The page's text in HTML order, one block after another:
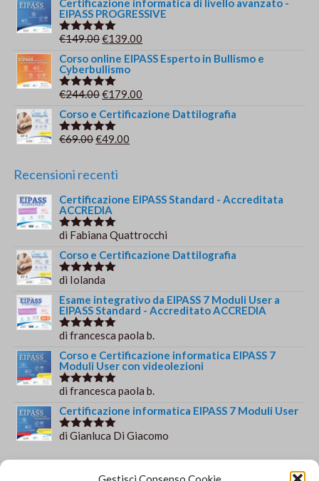
originale
era:
attuale
Certificazione informatica di livello avanzato -
EIPASS PROGRESSIVE
Valutato
€149.00Il
prezzo
originale
era:
€139.00
prezzo
Corso online EIPASS Esperto in Bullismo e
Cyberbullismo
Valutato
€244.00Il
prezzo
originale
era:
€179.00
prezzo
Corso e Certificazione Dattilografia
Valutato
€69.00Il
originale
€69.00.
€49.00
€49.00.
Recensioni recenti
Certificazione EIPASS Standard - Accreditata
ACCREDIA
Valutato5
di Fabiana Quattrocchi
Corso e Certificazione Dattilografia
Valutato5
di Iolanda
Esame integrativo da EIPASS 7 Moduli User a
EIPASS Standard - Accreditato ACCREDIA
Valutato5
di francesca paola b.
Corso e Certificazione informatica EIPASS 7
Moduli User con videolezioni
Valutato5
di francesca paola b.
Certificazione informatica EIPASS 7 Moduli User
Valutato5
di Gianluca Di Giacomo